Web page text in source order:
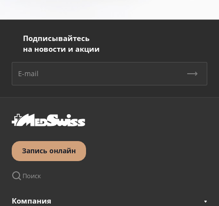
Подписывайтесь
на новости и акции
Запись онлайн
Поиск
Компания